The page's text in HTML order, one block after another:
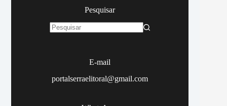
Pesquisar
E-mail
portalserraelitoral@gmail.com